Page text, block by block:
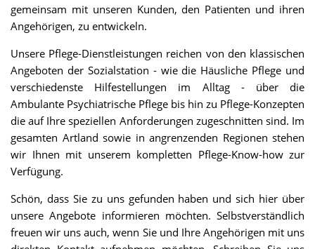
gemeinsam mit unseren Kunden, den Patienten und ihren
Angehörigen, zu entwickeln.
Unsere Pflege-Dienstleistungen reichen von den klassischen
Angeboten der Sozialstation - wie die Häusliche Pflege und
verschiedenste Hilfestellungen im Alltag - über die
Ambulante Psychiatrische Pflege bis hin zu Pflege-Konzepten
die auf Ihre speziellen Anforderungen zugeschnitten sind. Im
gesamten Artland sowie in angrenzenden Regionen stehen
wir Ihnen mit unserem kompletten Pflege-Know-how zur
Verfügung.
Schön, dass Sie zu uns gefunden haben und sich hier über
unsere Angebote informieren möchten. Selbstverständlich
freuen wir uns auch, wenn Sie und Ihre Angehörigen mit uns